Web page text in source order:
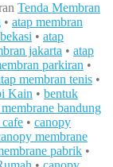
Tenda Membran
• atap membran
• atap
jakarta • atap
parkiran •
membran tenis •
Kain • bentuk
bandung
• canopy
membrane
pabrik •